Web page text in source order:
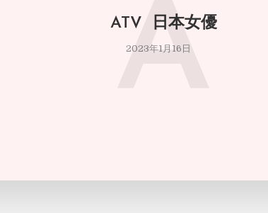
ATV 日本女優
2023年1月16日
A